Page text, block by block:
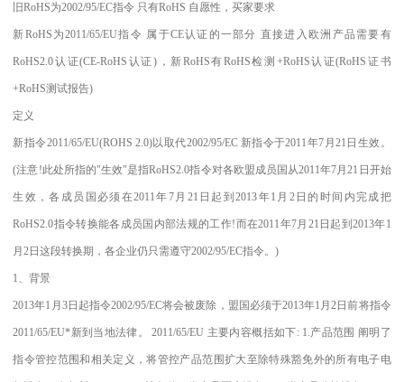
旧RoHS为2002/95/EC指令 只有RoHS 自愿性，买家要求
新RoHS为2011/65/EU指令 属于CE认证的一部分 直接进入欧洲产品需要有
RoHS2.0认证(CE-RoHS认证)，新RoHS有RoHS检测+RoHS认证(RoHS证书
+RoHS测试报告)
定义
新指令2011/65/EU(ROHS 2.0)以取代2002/95/EC 新指令于2011年7月21日生效。
(注意!此处所指的"生效"是指RoHS2.0指令对各欧盟成员国从2011年7月21日开始
生效，各成员国必须在2011年7月21日起到2013年1月2日的时间内完成把
RoHS2.0指令转换能各成员国内部法规的工作!而在2011年7月21日起到2013年1
月2日这段转换期，各企业仍只需遵守2002/95/EC指令。)
1、背景
2013年1月3日起指令2002/95/EC将会被废除，盟国必须于2013年1月2日前将指令
2011/65/EU*新到当地法律。 2011/65/EU 主要内容概括如下: 1.产品范围 阐明了
指令管控范围和相关定义，将管控产品范围扩大至除特殊豁免外的所有电子电